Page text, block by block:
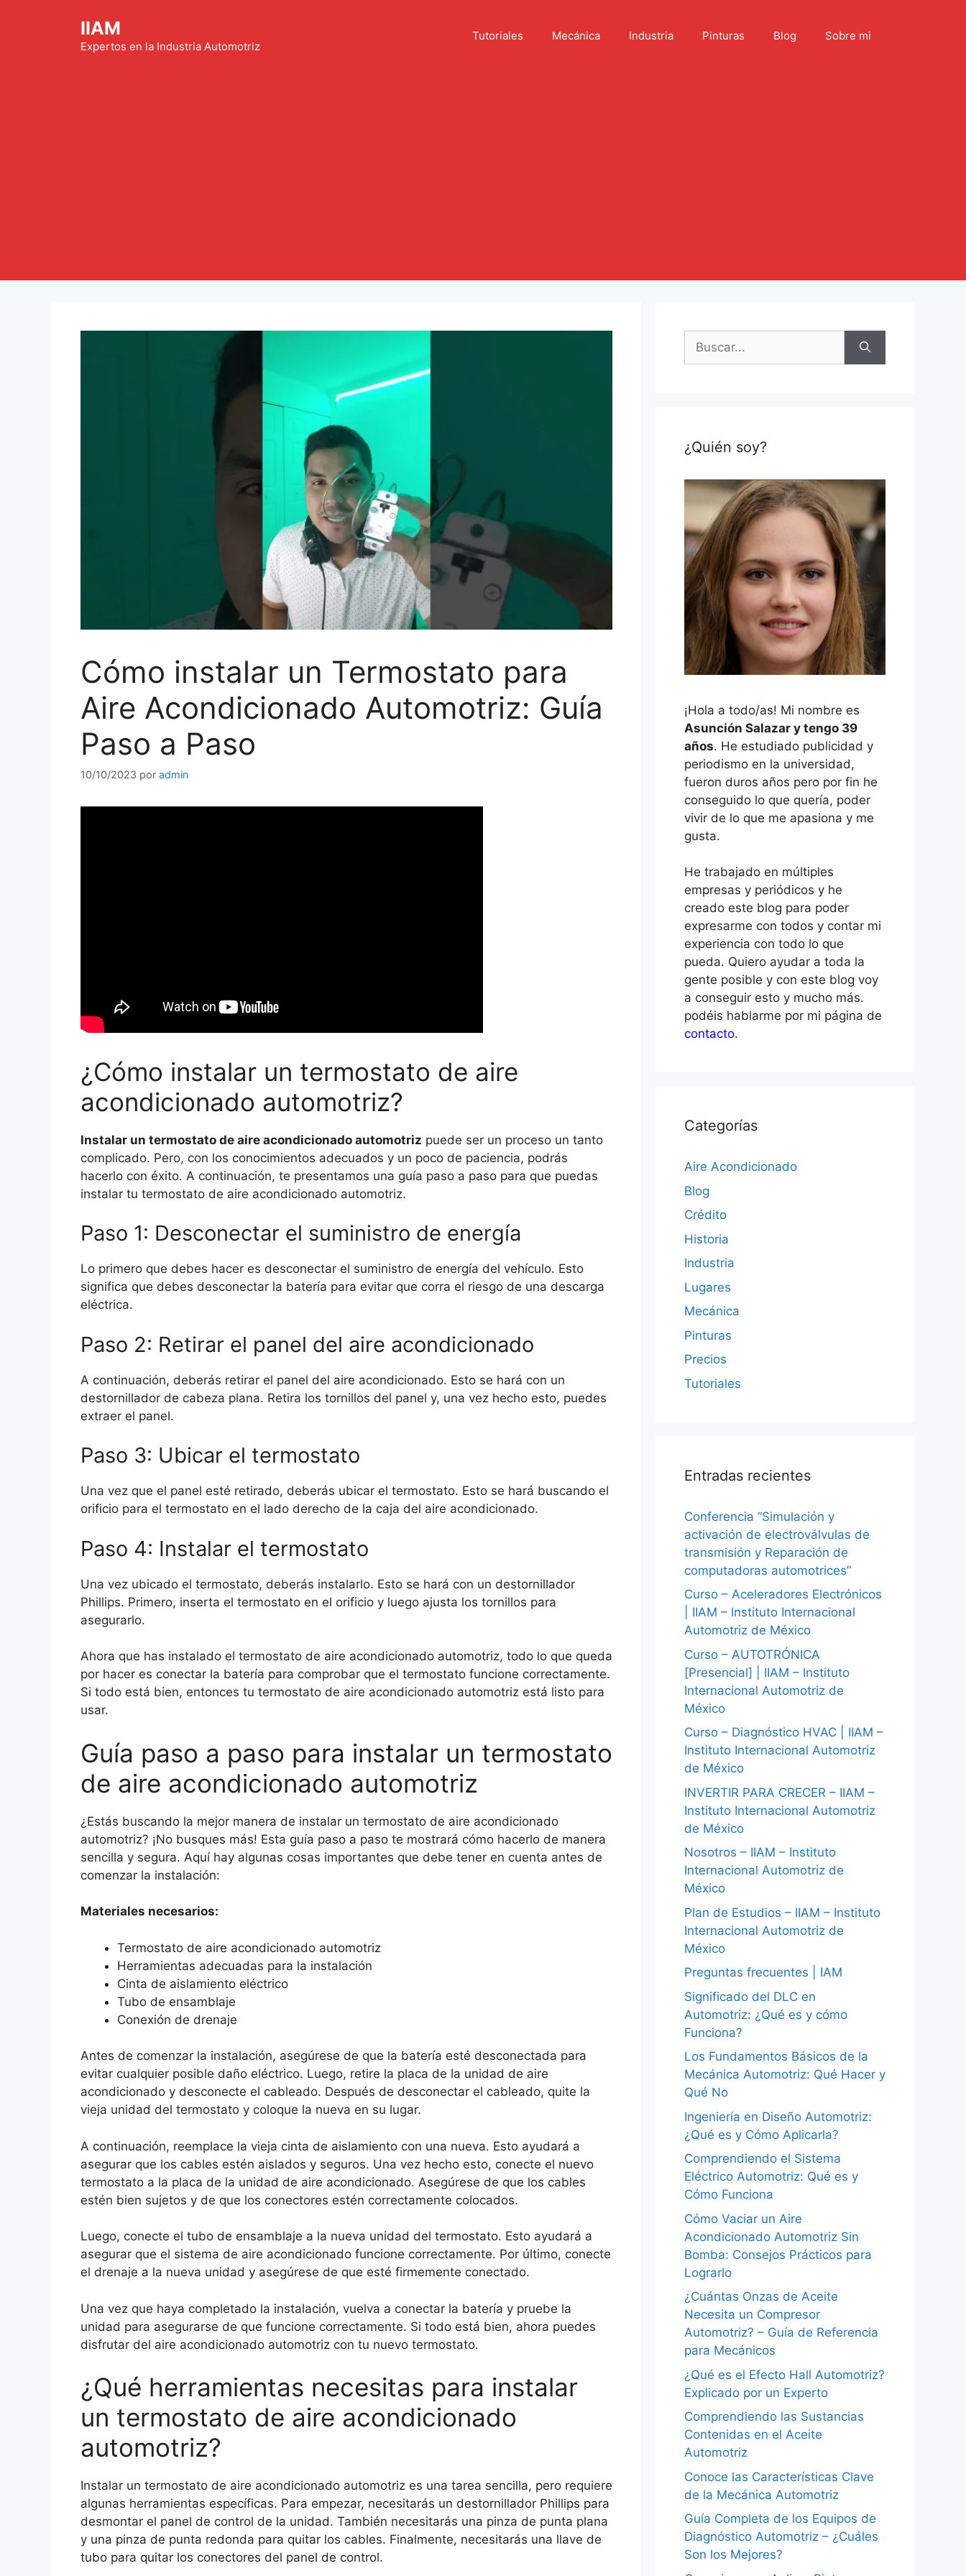
IIAM
Expertos en la Industria Automotriz
Tutoriales Mecánica Industria Pinturas Blog Sobre mi
Cómo instalar un Termostato para
Aire Acondicionado Automotriz: Guía
Paso a Paso
10/10/2023 por admin
¿Cómo instalar un termostato de aire
acondicionado automotriz?
Instalar un termostato de aire acondicionado automotriz puede ser un proceso un tanto
complicado. Pero, con los conocimientos adecuados y un poco de paciencia, podrás
hacerlo con éxito. A continuación, te presentamos una guía paso a paso para que puedas
instalar tu termostato de aire acondicionado automotriz.
Paso 1: Desconectar el suministro de energía
Lo primero que debes hacer es desconectar el suministro de energía del vehículo. Esto
significa que debes desconectar la batería para evitar que corra el riesgo de una descarga
eléctrica.
Paso 2: Retirar el panel del aire acondicionado
A continuación, deberás retirar el panel del aire acondicionado. Esto se hará con un
destornillador de cabeza plana. Retira los tornillos del panel y, una vez hecho esto, puedes
extraer el panel.
Paso 3: Ubicar el termostato
Una vez que el panel esté retirado, deberás ubicar el termostato. Esto se hará buscando el
orificio para el termostato en el lado derecho de la caja del aire acondicionado.
Paso 4: Instalar el termostato
Una vez ubicado el termostato, deberás instalarlo. Esto se hará con un destornillador
Phillips. Primero, inserta el termostato en el orificio y luego ajusta los tornillos para
asegurarlo.
Ahora que has instalado el termostato de aire acondicionado automotriz, todo lo que queda
por hacer es conectar la batería para comprobar que el termostato funcione correctamente.
Si todo está bien, entonces tu termostato de aire acondicionado automotriz está listo para
usar.
Guía paso a paso para instalar un termostato
de aire acondicionado automotriz
¿Estás buscando la mejor manera de instalar un termostato de aire acondicionado
automotriz? ¡No busques más! Esta guía paso a paso te mostrará cómo hacerlo de manera
sencilla y segura. Aquí hay algunas cosas importantes que debe tener en cuenta antes de
comenzar la instalación:
Materiales necesarios:
Termostato de aire acondicionado automotriz
Herramientas adecuadas para la instalación
Cinta de aislamiento eléctrico
Tubo de ensamblaje
Conexión de drenaje
Antes de comenzar la instalación, asegúrese de que la batería esté desconectada para
evitar cualquier posible daño eléctrico. Luego, retire la placa de la unidad de aire
acondicionado y desconecte el cableado. Después de desconectar el cableado, quite la
vieja unidad del termostato y coloque la nueva en su lugar.
A continuación, reemplace la vieja cinta de aislamiento con una nueva. Esto ayudará a
asegurar que los cables estén aislados y seguros. Una vez hecho esto, conecte el nuevo
termostato a la placa de la unidad de aire acondicionado. Asegúrese de que los cables
estén bien sujetos y de que los conectores estén correctamente colocados.
Luego, conecte el tubo de ensamblaje a la nueva unidad del termostato. Esto ayudará a
asegurar que el sistema de aire acondicionado funcione correctamente. Por último, conecte
el drenaje a la nueva unidad y asegúrese de que esté firmemente conectado.
Una vez que haya completado la instalación, vuelva a conectar la batería y pruebe la
unidad para asegurarse de que funcione correctamente. Si todo está bien, ahora puedes
disfrutar del aire acondicionado automotriz con tu nuevo termostato.
¿Qué herramientas necesitas para instalar
un termostato de aire acondicionado
automotriz?
Instalar un termostato de aire acondicionado automotriz es una tarea sencilla, pero requiere
algunas herramientas específicas. Para empezar, necesitarás un destornillador Phillips para
desmontar el panel de control de la unidad. También necesitarás una pinza de punta plana
y una pinza de punta redonda para quitar los cables. Finalmente, necesitarás una llave de
tubo para quitar los conectores del panel de control.
Buscar:
¿Quién soy?
¡Hola a todo/as! Mi nombre es
Asunción Salazar y tengo 39
años. He estudiado publicidad y
periodismo en la universidad,
fueron duros años pero por fin he
conseguido lo que quería, poder
vivir de lo que me apasiona y me
gusta.
He trabajado en múltiples
empresas y periódicos y he
creado este blog para poder
expresarme con todos y contar mi
experiencia con todo lo que
pueda. Quiero ayudar a toda la
gente posible y con este blog voy
a conseguir esto y mucho más.
podéis hablarme por mi página de
contacto.
Categorías
Aire Acondicionado
Blog
Crédito
Historia
Industria
Lugares
Mecánica
Pinturas
Precios
Tutoriales
Entradas recientes
Conferencia “Simulación y
activación de electroválvulas de
transmisión y Reparación de
computadoras automotrices”
Curso – Aceleradores Electrónicos
| IIAM – Instituto Internacional
Automotriz de México
Curso – AUTOTRÓNICA
[Presencial] | IIAM – Instituto
Internacional Automotriz de
México
Curso – Diagnóstico HVAC | IIAM –
Instituto Internacional Automotriz
de México
INVERTIR PARA CRECER – IIAM –
Instituto Internacional Automotriz
de México
Nosotros – IIAM – Instituto
Internacional Automotriz de
México
Plan de Estudios – IIAM – Instituto
Internacional Automotriz de
México
Preguntas frecuentes | IAM
Significado del DLC en
Automotriz: ¿Qué es y cómo
Funciona?
Los Fundamentos Básicos de la
Mecánica Automotriz: Qué Hacer y
Qué No
Ingeniería en Diseño Automotriz:
¿Qué es y Cómo Aplicarla?
Comprendiendo el Sistema
Eléctrico Automotriz: Qué es y
Cómo Funciona
Cómo Vaciar un Aire
Acondicionado Automotriz Sin
Bomba: Consejos Prácticos para
Lograrlo
¿Cuántas Onzas de Aceite
Necesita un Compresor
Automotriz? – Guía de Referencia
para Mecánicos
¿Qué es el Efecto Hall Automotriz?
Explicado por un Experto
Comprendiendo las Sustancias
Contenidas en el Aceite
Automotriz
Conoce las Características Clave
de la Mecánica Automotriz
Guía Completa de los Equipos de
Diagnóstico Automotriz – ¿Cuáles
Son los Mejores?